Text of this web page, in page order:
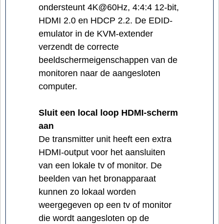
ondersteunt 4K@60Hz, 4:4:4 12-bit,
HDMI 2.0 en HDCP 2.2. De EDID-
emulator in de KVM-extender
verzendt de correcte
beeldschermeigenschappen van de
monitoren naar de aangesloten
computer.
Sluit een local loop HDMI-scherm
aan
De transmitter unit heeft een extra
HDMI-output voor het aansluiten
van een lokale tv of monitor. De
beelden van het bronapparaat
kunnen zo lokaal worden
weergegeven op een tv of monitor
die wordt aangesloten op de